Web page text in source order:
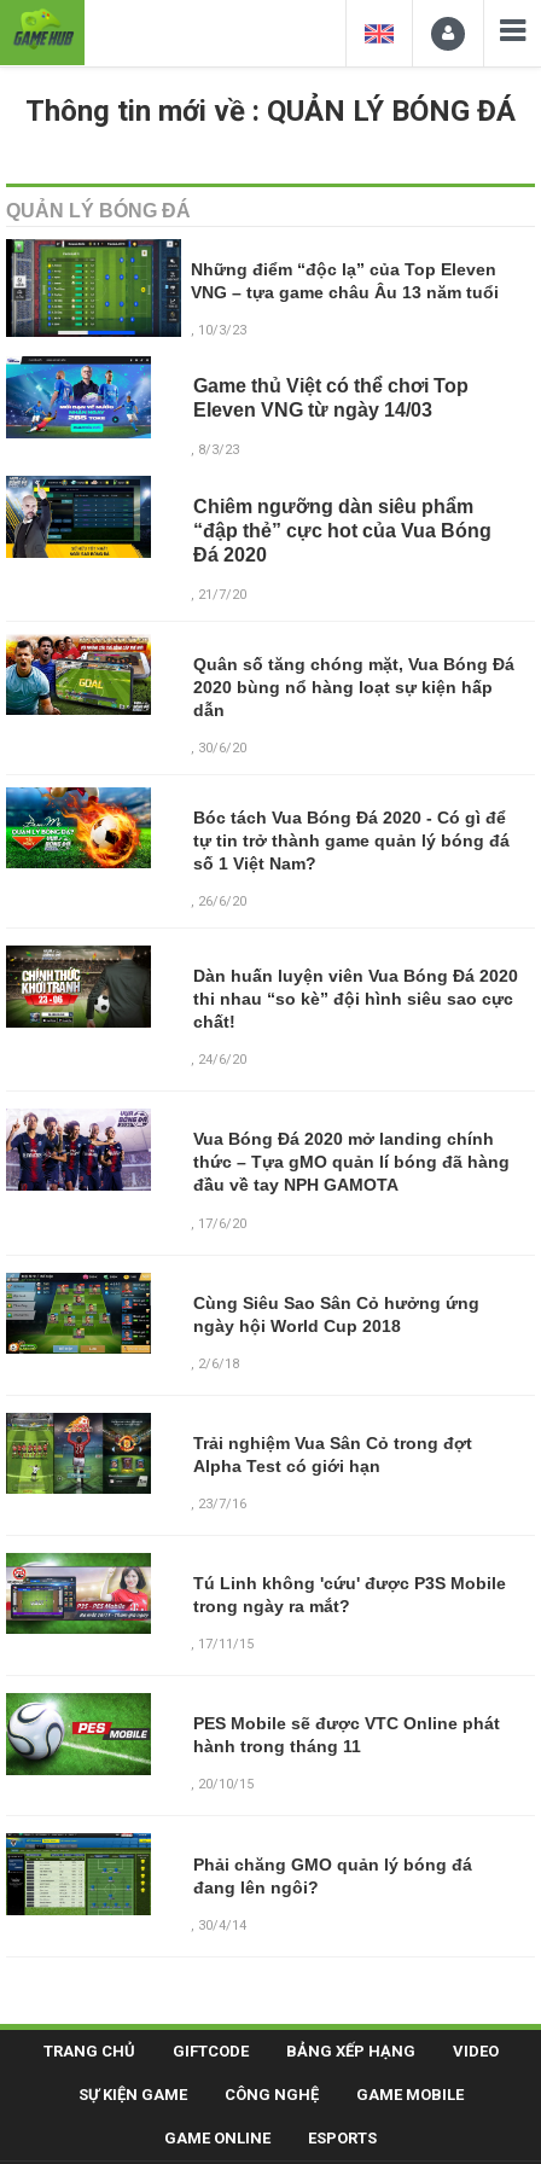
Thông tin mới về : QUẢN LÝ BÓNG ĐÁ
QUẢN LÝ BÓNG ĐÁ
Những điểm “độc lạ” của Top Eleven
VNG – tựa game châu Âu 13 năm tuổi
, 10/3/23
Game thủ Việt có thể chơi Top
Eleven VNG từ ngày 14/03
, 8/3/23
Chiêm ngưỡng dàn siêu phẩm
“đập thẻ” cực hot của Vua Bóng
Đá 2020
, 21/7/20
Quân số tăng chóng mặt, Vua Bóng Đá
2020 bùng nổ hàng loạt sự kiện hấp
dẫn
, 30/6/20
Bóc tách Vua Bóng Đá 2020 - Có gì để
tự tin trở thành game quản lý bóng đá
số 1 Việt Nam?
, 26/6/20
Dàn huấn luyện viên Vua Bóng Đá 2020
thi nhau “so kè” đội hình siêu sao cực
chất!
, 24/6/20
Vua Bóng Đá 2020 mở landing chính
thức – Tựa gMO quản lí bóng đã hàng
đầu về tay NPH GAMOTA
17/6/20
Cùng Siêu Sao Sân Cỏ hưởng ứng
ngày hội World Cup 2018
, 2/6/18
Trải nghiệm Vua Sân Cỏ trong đợt
Alpha Test có giới hạn
, 23/7/16
Tú Linh không 'cứu' được P3S Mobile
trong ngày ra mắt?
, 17/11/15
PES Mobile sẽ được VTC Online phát
hành trong tháng 11
, 20/10/15
Phải chăng GMO quản lý bóng đá
đang lên ngôi?
, 30/4/14
TRANG CHỦ GIFTCODE BẢNG XẾP HẠNG VIDEO
SỰ KIỆN GAME CÔNG NGHỆ GAME MOBILE
GAME ONLINE ESPORTS